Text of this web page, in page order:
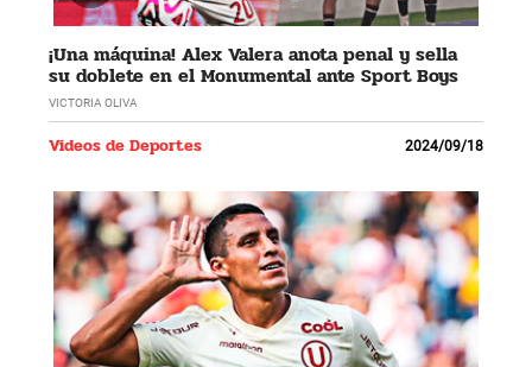
¡Una máquina! Alex Valera anota penal y sella
su doblete en el Monumental ante Sport Boys
VICTORIA OLIVA
Videos de Deportes 2024/09/18